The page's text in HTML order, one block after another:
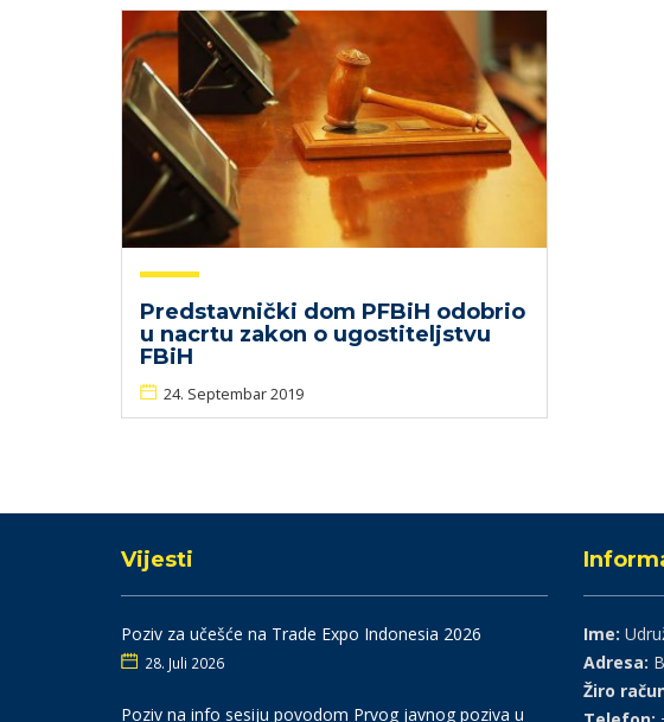
Predstavnički dom PFBiH odobrio
u nacrtu zakon o ugostiteljstvu
FBiH
24. Septembar 2019
Vijesti
Poziv za učešće na Trade Expo Indonesia 2026
28. Juli 2026
Poziv na info sesiju povodom Prvog javnog poziva u
Ime:
Adresa:
Žiro